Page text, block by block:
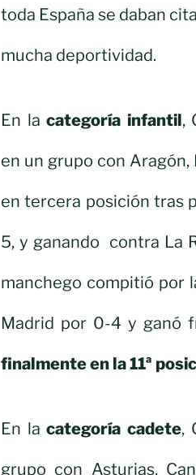
toda España se daban
mucha deportividad.
En lacategoría infantil,
en un grupo con Aragón,
en tercera posición tras
5, y ganando contra La
manchego compitió por
Madrid por 0-4 y ganó
finalmente en la 11ª
En lacategoría cadete,
grupo con Asturias,